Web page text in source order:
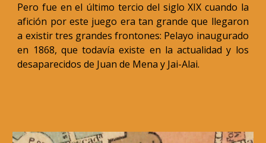
Pero fue en el último tercio del siglo XIX cuando la
afición por este juego era tan grande que llegaron
a existir tres grandes frontones: Pelayo inaugurado
en 1868, que todavía existe en la actualidad y los
desaparecidos de Juan de Mena y Jai-Alai.